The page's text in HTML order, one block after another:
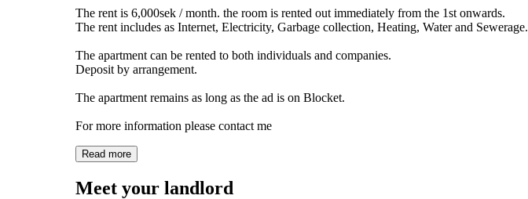
The rent is 6,000sek / month. the room is rented out immediately from the 1st onwards.
The rent includes as Internet, Electricity, Garbage collection, Heating, Water and Sewerage.
The apartment can be rented to both individuals and companies.
Deposit by arrangement.
The apartment remains as long as the ad is on Blocket.
For more information please contact me
Read more
Meet your landlord